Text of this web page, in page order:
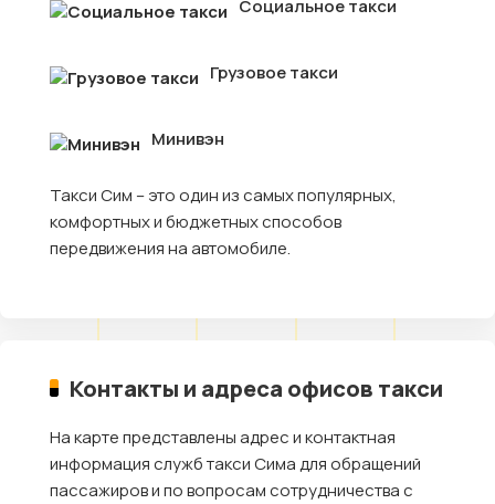
Социальное такси
Грузовое такси
Минивэн
Такси Сим – это один из самых популярных,
комфортных и бюджетных способов
передвижения на автомобиле.
Контакты и адреса офисов такси
На карте представлены адрес и контактная
информация служб такси Сима для обращений
пассажиров и по вопросам сотрудничества с